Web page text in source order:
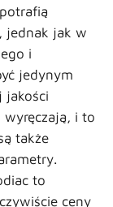
jednak jak w
i
jedynym
jakości
wyręczają, i to
także
to
ceny